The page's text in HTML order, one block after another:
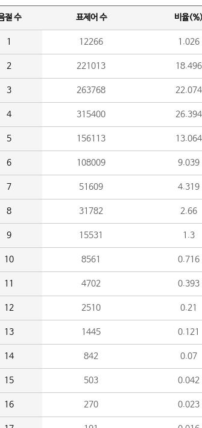
절 수 표제어 수 비율(%)
1 12266 1.026
2 221013 18.496
3 263768 22.074
4 315400 26.394
5 156113 13.064
6 108009 9.039
7 51609 4.319
8 31782 2.66
9 15531 1.3
10 8561 0.716
11 4702 0.393
12 2510 0.21
13 1445 0.121
14 842 0.07
15 503 0.042
16 270 0.023